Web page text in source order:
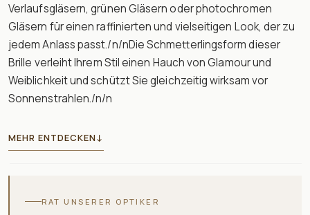
Verlaufsgläsern, grünen Gläsern oder photochromen
Gläsern für einen raffinierten und vielseitigen Look, der zu
jedem Anlass passt./n/nDie Schmetterlingsform dieser
Brille verleiht Ihrem Stil einen Hauch von Glamour und
Weiblichkeit und schützt Sie gleichzeitig wirksam vor
Sonnenstrahlen./n/n
MEHR ENTDECKEN↓
RAT UNSERER OPTIKER